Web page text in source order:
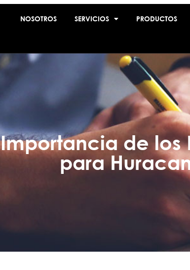
NOSOTROS SERVICIOS PRODUCTOS
Importancia de los
para